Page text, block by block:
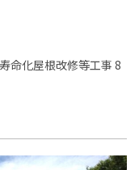
命化屋根改修等工事 8